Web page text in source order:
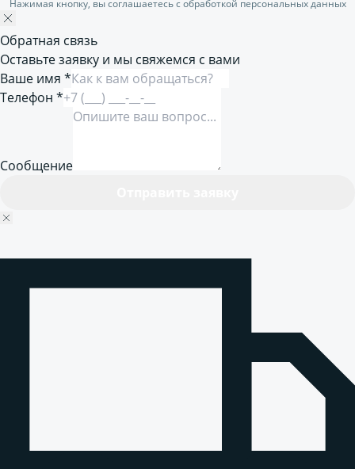
Нажимая кнопку, вы соглашаетесь с обработкой персональных данных
Обратная связь
Оставьте заявку и мы свяжемся с вами
Ваше имя *
Телефон *
Сообщение